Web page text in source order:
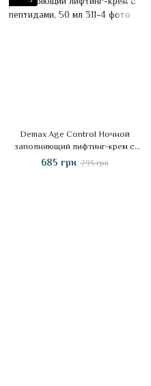
Demax Age Control Ночной
заполняющий лифтинг-крем с
пептидами, 50 мл
685 грн 795 грн